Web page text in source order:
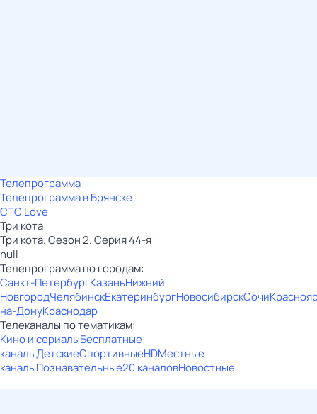
Телепрограмма
Телепрограмма в Брянске
СТС Love
Три кота
Три кота. Сезон 2. Серия 44-я
null
Телепрограмма по городам:
Санкт-ПетербургКазаньНижний
НовгородЧелябинскЕкатеринбургНовосибирскСочи
на-ДонуКраснодар
Телеканалы по тематикам:
Кино и сериалыБесплатные
каналыДетскиеСпортивныеHDМестные
каналыПознавательные20 каналовНовостные